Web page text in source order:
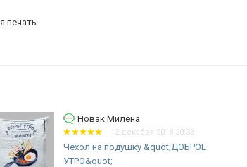
печать.
Новак Милена
12 декабря 2018 20:33
Чехол на подушку &quot;ДОБРОЕ
УТРО&quot;